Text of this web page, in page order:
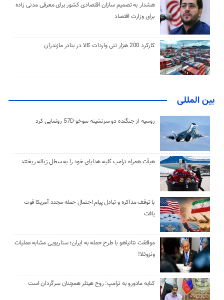
هشدار به تصمیم سازان اقتصادی کشور برای معرفی مدنی زاده
برای وزارت اقتصاد
کارکرد 200 هزار تنی واردات کالا در بنادر مازندران
بین المللی
روسیه از جنگنده دو سرنشینه سوخو-57D رونمایی کرد
هیأت همراه ترامپ کلیه هدایای خود را به سطل زباله ریختند
با توقف مذاکره و تبادل پیام احتمال حمله مجدد آمریکا قوت
یافت
موافقت نتانیاهو با طرح حمله به ایران؛ سناریویی مشابه عملیات
ونزوئلا!
کنایه مادورو به ترامپ: روح هیتلر همچنان سرگردان است